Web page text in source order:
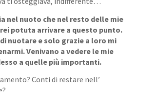
nel nuoto che nel resto delle mie
potuta arrivare a questo punto.
nuotare e solo grazie a loro mi
Venivano a vedere le mie
a quelle più importanti.
Conti di restare nell’